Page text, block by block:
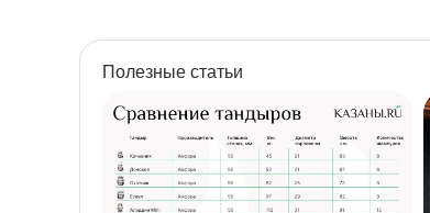
Полезные статьи